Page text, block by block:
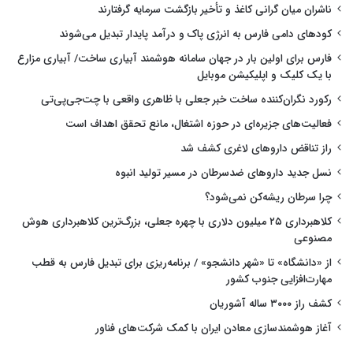
ناشران میان گرانی کاغذ و تأخیر بازگشت سرمایه گرفتارند
کودهای دامی فارس به انرژی پاک و درآمد پایدار تبدیل می‌شوند
فارس برای اولین بار در جهان سامانه هوشمند آبیاری ساخت/ آبیاری مزارع
با یک کلیک و اپلیکیشن موبایل
رکورد نگران‌کننده ساخت خبر جعلی با ظاهری واقعی با چت‌جی‌پی‌تی
فعالیت‌های جزیره‌ای در حوزه اشتغال، مانع تحقق اهداف است
راز تناقض داروهای لاغری کشف شد
نسل جدید داروهای ضدسرطان در مسیر تولید انبوه
چرا سرطان ریشه‌کن نمی‌شود؟
کلاهبرداری ۲۵ میلیون دلاری با چهره جعلی، بزرگ‌ترین کلاهبرداری هوش
مصنوعی
از «دانشگاه» تا «شهر دانشجو» / برنامه‌ریزی برای تبدیل فارس به قطب
مهارت‌افزایی جنوب کشور
کشف راز ۳۰۰۰ ساله آشوریان
آغاز هوشمندسازی معادن ایران با کمک شرکت‌های فناور